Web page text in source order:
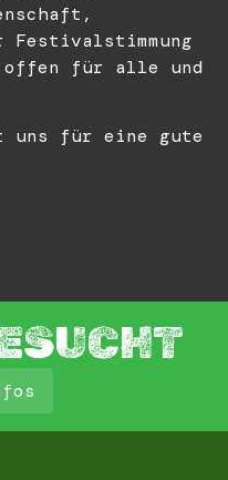
Festivalstimmung
für alle und
uns für eine gute